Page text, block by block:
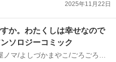
2025年11月22日
か。わたくしは幸せなので
ソロジーコミック